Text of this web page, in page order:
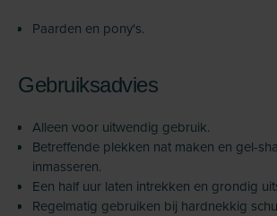
Paarden en pony's.
Gebruiksadvies
Alleen voor uitwendig gebruik.
Betreffende plekken nat maken en gel-
inmasseren.
Een half uur laten intrekken en grondig
Regelmatig gebruiken bij hardnekkig